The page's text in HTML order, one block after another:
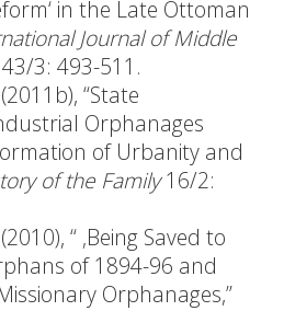
in the Late Ottoman
Journal of Middle
43/3: 493-511.
“State
Orphanages
of Urbanity and
of the Family16/2:
“ ‚Being Saved to
of 1894-96 and
Orphanages,”